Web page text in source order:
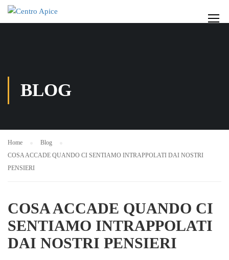
BLOG
Home
Blog
COSA ACCADE QUANDO CI SENTIAMO INTRAPPOLATI DAI NOSTRI
PENSIERI
COSA ACCADE QUANDO CI
SENTIAMO INTRAPPOLATI
DAI NOSTRI PENSIERI